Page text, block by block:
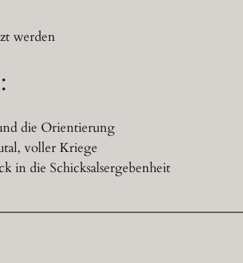
werden
die Orientierung
voller Kriege
in die Schicksalsergebenheit